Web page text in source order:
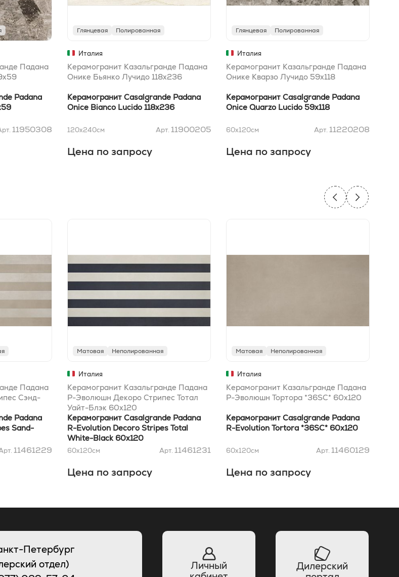
Падана
Padana
11950308
Глянцевая Полированная
Италия
Керамогранит Казальгранде Падана
Онике Бьянко Лучидо 118x236
Керамогранит Casalgrande Padana
Onice Bianco Lucido 118x236
120x240см Арт. 11900205
Цена по запросу
Глянцевая Полированная
Италия
Керамогранит Казальгранде Падана
Онике Кварзо Лучидо 59x118
Керамогранит Casalgrande Padana
Onice Quarzo Lucido 59x118
60x120см Арт. 11220208
Цена по запросу
Падана
Сэнд-
Padana
Sand-
11461229
Матовая Неполированная
Италия
Керамогранит Казальгранде Падана
Р-Эволюшн Декоро Стрипес Тотал
Уайт-Блэк 60x120
Керамогранит Casalgrande Padana
R-Evolution Decoro Stripes Total
White-Black 60x120
60x120см Арт. 11461231
Цена по запросу
Матовая Неполированная
Италия
Керамогранит Казальгранде Падана
Р-Эволюшн Тортора *36SC* 60x120
Керамогранит Casalgrande Padana
R-Evolution Tortora *36SC* 60x120
60x120см Арт. 11460129
Цена по запросу
Петербург
отдел)
Личный
Дилерский